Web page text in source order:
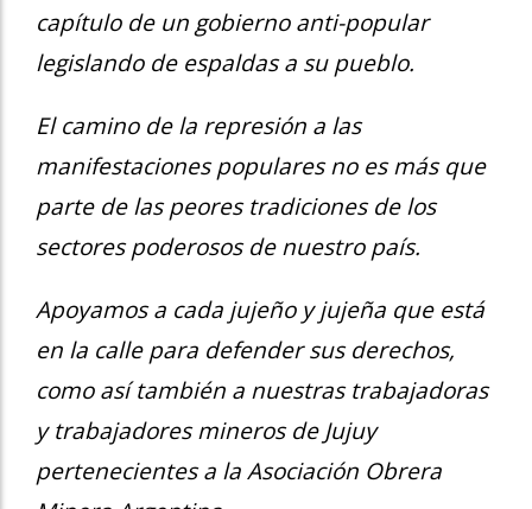
capítulo de un gobierno anti-popular
legislando de espaldas a su pueblo.
El camino de la represión a las
manifestaciones populares no es más que
parte de las peores tradiciones de los
sectores poderosos de nuestro país.
Apoyamos a cada jujeño y jujeña que está
en la calle para defender sus derechos,
como así también a nuestras trabajadoras
y trabajadores mineros de Jujuy
pertenecientes a la Asociación Obrera